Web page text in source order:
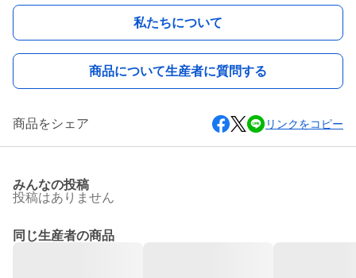
私たちについて
商品について生産者に質問する
商品をシェア リンクをコピー
みんなの投稿
投稿はありません
同じ生産者の商品